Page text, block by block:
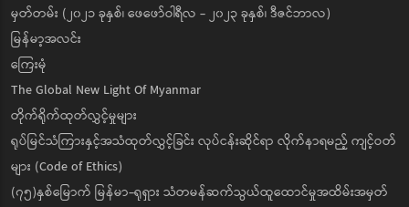
မှတ်တမ်း (၂၀၂၁ ခုနှစ်၊ ဖေဖော်ဝါရီလ - ၂၀၂၃ ခုနှစ်၊ ဒီဇင်ဘာလ)
မြန်မာ့အလင်း
ကြေးမုံ
The Global New Light Of Myanmar
တိုက်ရိုက်ထုတ်လွှင့်မှုများ
ရုပ်မြင်သံကြားနှင့်အသံထုတ်လွှင့်ခြင်း လုပ်ငန်းဆိုင်ရာ လိုက်နာရမည့် ကျင့်ဝတ်
များ (Code of Ethics)
(၇၅)နှစ်မြောက် မြန်မာ-ရုရှား သံတမန်ဆက်သွယ်ထူထောင်မှုအထိမ်းအမှတ်